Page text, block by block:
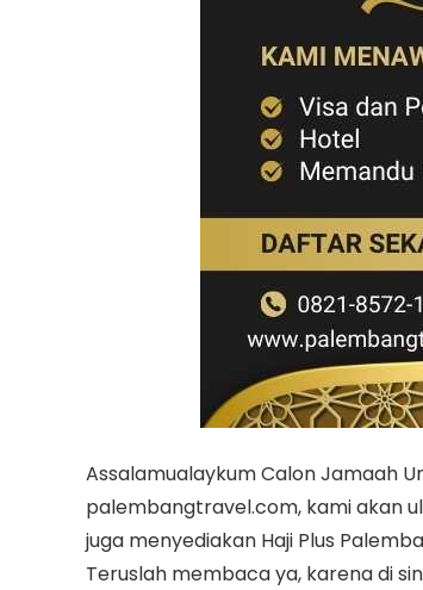
Assalamualaykum Calon Jamaah
palembangtravel.com, kami akan
juga menyediakan Haji Plus
Teruslah membaca ya, karena di